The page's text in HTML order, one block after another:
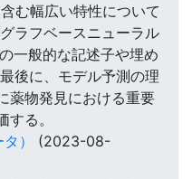
む幅広い特性について
ラフベースニューラル
一般的な記述子や埋め
後に、モデル予測の理
薬物発見における重要
る。
）
(2023-08-